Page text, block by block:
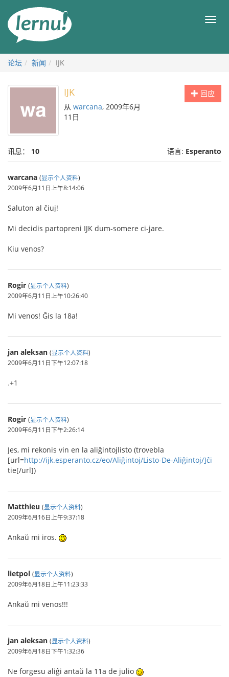
目
论坛 新闻 IJK
回应
IJK
从 warcana, 2009年6月
11日
讯息： 10 语言: Esperanto
warcana (显示个人资料)
2009年6月11日上午8:14:06
Saluton al ĉiuj!
Mi decidis partopreni IJK dum-somere ci-jare.
Kiu venos?
Rogir (显示个人资料)
2009年6月11日上午10:26:40
Mi venos! Ĝis la 18a!
jan aleksan (显示个人资料)
2009年6月11日下午12:07:18
.+1
Rogir (显示个人资料)
2009年6月11日下午2:26:14
Jes, mi rekonis vin en la aliĝintojlisto (trovebla
[url=http://ijk.esperanto.cz/eo/Aliĝintoj/Listo-De-Aliĝintoj/]ĉi
tie[/url])
Matthieu (显示个人资料)
2009年6月16日上午9:37:18
Ankaŭ mi iros.
lietpol (显示个人资料)
2009年6月18日上午11:23:33
Ankaŭ mi venos!!!
jan aleksan (显示个人资料)
2009年6月18日下午1:32:36
Ne forgesu aliĝi antaŭ la 11a de julio